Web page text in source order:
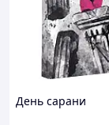
День сарани